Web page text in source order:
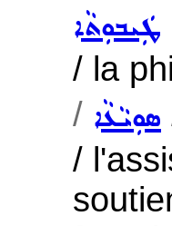
ܛܲܝܒܘܼܬܵܐ
/ la
/ ܣܘܼܝܵܥܵܐ
/